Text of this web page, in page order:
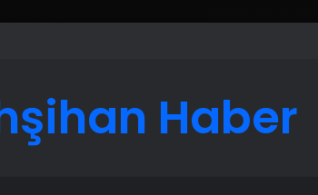
Yazılımı
Haber